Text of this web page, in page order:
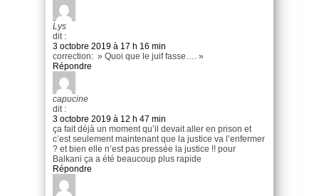
Lys
dit :
3 octobre 2019 à 17 h 16 min
correction: » Quoi que le juif fasse…. »
Répondre
capucine
dit :
3 octobre 2019 à 12 h 47 min
ça fait déjà un moment qu’il devait aller en prison et
c’est seulement maintenant que la justice va l’enfermer
? et bien elle n’est pas pressée la justice !! pour
Balkani ça a été beaucoup plus rapide
Répondre